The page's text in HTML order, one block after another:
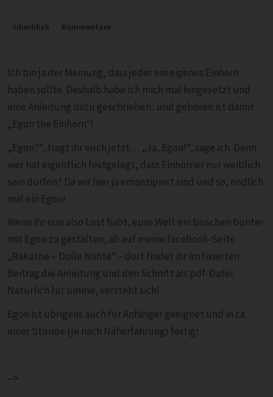
Überblick Kommentare
Ich bin ja der Meinung, dass jeder ein eigenes Einhorn
haben sollte. Deshalb habe ich mich mal hingesetzt und
eine Anleitung dazu geschrieben.. und geboren ist damit
„Egon the Einhorn“!
„Egon?“, fragt ihr euch jetzt… „Ja, Egon!“, sage ich. Denn
wer hat eigentlich festgelegt, dass Einhörner nur weiblich
sein dürfen? Da wir hier ja emanzipiert sind und so, endlich
mal ein Egon!
Wenn ihr nun also Lust habt, eure Welt ein bisschen bunter
mit Egon zu gestalten, ab auf meine facebook-Seite
„RaKäthe – Dolle Nähte“ – dort findet ihr im fixierten
Beitrag die Anleitung und den Schnitt als pdf-Datei.
Natürlich für umme, versteht sich!
Egon ist übrigens auch für Anfänger geeignet und in ca.
einer Stunde (je nach Näherfahrung) fertig!
–>